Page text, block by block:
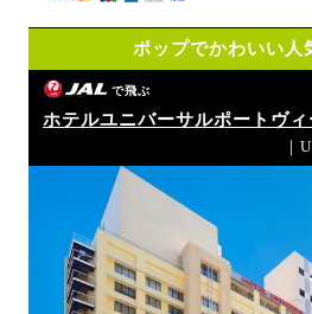
ポップでかわいい人
で飛ぶ
ホテルユニバーサルポートヴィ
｜